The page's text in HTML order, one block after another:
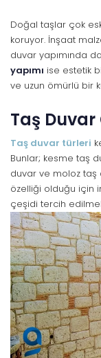
Doğal taşlar çok
koruyor. İnşaat
duvar yapımında
yapımı ise estetik
ve uzun ömürlü bir
Taş
Taş duvar türleri
Bunlar; kesme taş
duvar ve moloz taş
özelliği olduğu için
çeşidi tercih